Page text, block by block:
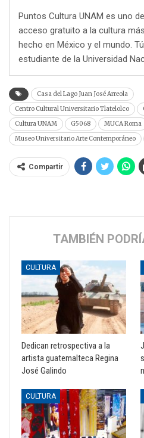
Puntos Cultura UNAM es uno
acceso gratuito a la cultura
hecho en México y el mundo.
estudiante de la Universidad
Casa del Lago Juan José Arreola
Centro Cultural Universitario Tlatelolco
Cultura UNAM
G5068
MUCA Roma
Museo Universitario Arte Contemporáneo
Compartir
TAMBIÉN
CULTURA
Dedican retrospectiva a la
artista guatemalteca Regina
José Galindo
CULTURA